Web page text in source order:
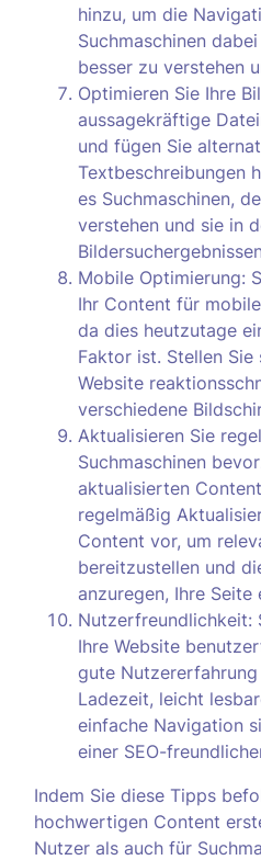
hinzu, um die
Suchmaschinen
besser zu verstehen
Optimieren Sie Ihre
aussagekräftige
und fügen Sie
Textbeschreibungen
es Suchmaschinen,
verstehen und sie in
Mobile Optimierung:
Ihr Content für
da dies heutzutage
Faktor ist. Stellen Sie
Website
verschiedene
Aktualisieren Sie
Suchmaschinen
aktualisierten
regelmäßig
Content vor, um
bereitzustellen und
anzuregen, Ihre Seite
Nutzerfreundlichkeit:
Ihre Website
gute
Ladezeit, leicht
einfache Navigation
einer SEO-
Indem Sie diese Tipps
hochwertigen Content
Nutzer als auch für